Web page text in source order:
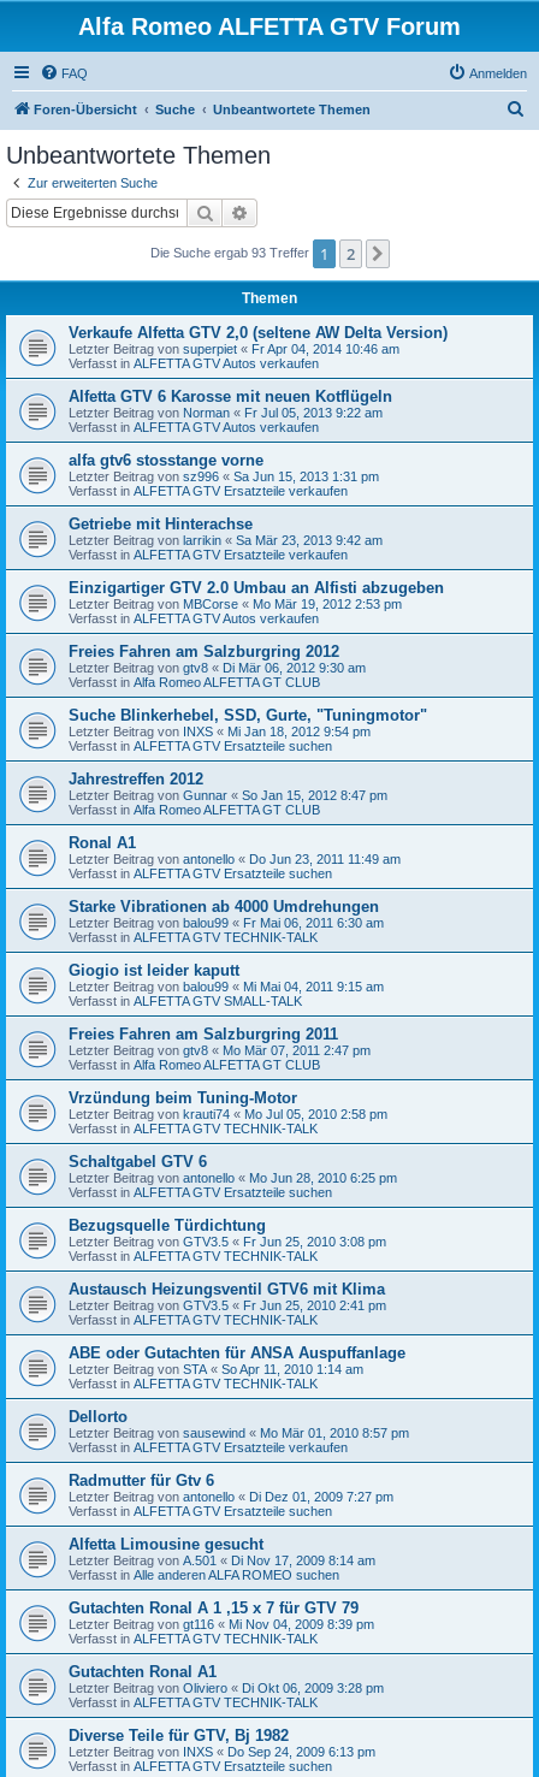
Alfa Romeo ALFETTA GTV Forum
FAQ Anmelden
Foren-Übersicht Suche Unbeantwortete Themen
Unbeantwortete Themen
Zur erweiterten Suche
Suche
Die Suche ergab 93 Treffer 1 2
Themen
Verkaufe Alfetta GTV 2,0 (seltene AW Delta Version)
Letzter Beitrag von superpiet « Fr Apr 04, 2014 10:46 am
Verfasst in ALFETTA GTV Autos verkaufen
Alfetta GTV 6 Karosse mit neuen Kotflügeln
Letzter Beitrag von Norman « Fr Jul 05, 2013 9:22 am
Verfasst in ALFETTA GTV Autos verkaufen
alfa gtv6 stosstange vorne
Letzter Beitrag von sz996 « Sa Jun 15, 2013 1:31 pm
Verfasst in ALFETTA GTV Ersatzteile verkaufen
Getriebe mit Hinterachse
Letzter Beitrag von larrikin « Sa Mär 23, 2013 9:42 am
Verfasst in ALFETTA GTV Ersatzteile verkaufen
Einzigartiger GTV 2.0 Umbau an Alfisti abzugeben
Letzter Beitrag von MBCorse « Mo Mär 19, 2012 2:53 pm
Verfasst in ALFETTA GTV Autos verkaufen
Freies Fahren am Salzburgring 2012
Letzter Beitrag von gtv8 « Di Mär 06, 2012 9:30 am
Verfasst in Alfa Romeo ALFETTA GT CLUB
Suche Blinkerhebel, SSD, Gurte, "Tuningmotor"
Letzter Beitrag von INXS « Mi Jan 18, 2012 9:54 pm
Verfasst in ALFETTA GTV Ersatzteile suchen
Jahrestreffen 2012
Letzter Beitrag von Gunnar « So Jan 15, 2012 8:47 pm
Verfasst in Alfa Romeo ALFETTA GT CLUB
Ronal A1
Letzter Beitrag von antonello « Do Jun 23, 2011 11:49 am
Verfasst in ALFETTA GTV Ersatzteile suchen
Starke Vibrationen ab 4000 Umdrehungen
Letzter Beitrag von balou99 « Fr Mai 06, 2011 6:30 am
Verfasst in ALFETTA GTV TECHNIK-TALK
Giogio ist leider kaputt
Letzter Beitrag von balou99 « Mi Mai 04, 2011 9:15 am
Verfasst in ALFETTA GTV SMALL-TALK
Freies Fahren am Salzburgring 2011
Letzter Beitrag von gtv8 « Mo Mär 07, 2011 2:47 pm
Verfasst in Alfa Romeo ALFETTA GT CLUB
Vrzündung beim Tuning-Motor
Letzter Beitrag von krauti74 « Mo Jul 05, 2010 2:58 pm
Verfasst in ALFETTA GTV TECHNIK-TALK
Schaltgabel GTV 6
Letzter Beitrag von antonello « Mo Jun 28, 2010 6:25 pm
Verfasst in ALFETTA GTV Ersatzteile suchen
Bezugsquelle Türdichtung
Letzter Beitrag von GTV3.5 « Fr Jun 25, 2010 3:08 pm
Verfasst in ALFETTA GTV TECHNIK-TALK
Austausch Heizungsventil GTV6 mit Klima
Letzter Beitrag von GTV3.5 « Fr Jun 25, 2010 2:41 pm
Verfasst in ALFETTA GTV TECHNIK-TALK
ABE oder Gutachten für ANSA Auspuffanlage
Letzter Beitrag von STA « So Apr 11, 2010 1:14 am
Verfasst in ALFETTA GTV TECHNIK-TALK
Dellorto
Letzter Beitrag von sausewind « Mo Mär 01, 2010 8:57 pm
Verfasst in ALFETTA GTV Ersatzteile verkaufen
Radmutter für Gtv 6
Letzter Beitrag von antonello « Di Dez 01, 2009 7:27 pm
Verfasst in ALFETTA GTV Ersatzteile suchen
Alfetta Limousine gesucht
Letzter Beitrag von A.501 « Di Nov 17, 2009 8:14 am
Verfasst in Alle anderen ALFA ROMEO suchen
Gutachten Ronal A 1 ,15 x 7 für GTV 79
Letzter Beitrag von gt116 « Mi Nov 04, 2009 8:39 pm
Verfasst in ALFETTA GTV TECHNIK-TALK
Gutachten Ronal A1
Letzter Beitrag von Oliviero « Di Okt 06, 2009 3:28 pm
Verfasst in ALFETTA GTV TECHNIK-TALK
Diverse Teile für GTV, Bj 1982
Letzter Beitrag von INXS « Do Sep 24, 2009 6:13 pm
Verfasst in ALFETTA GTV Ersatzteile suchen